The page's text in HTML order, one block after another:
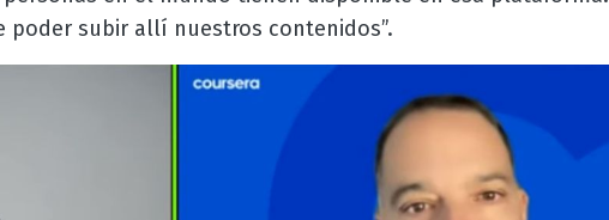
poder subir allí nuestros contenidos”.